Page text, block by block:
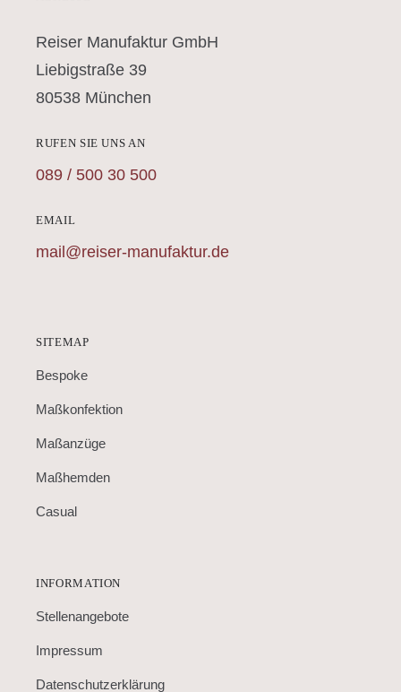
Reiser Manufaktur GmbH
Liebigstraße 39
80538 München
RUFEN SIE UNS AN
089 / 500 30 500
EMAIL
mail@reiser-manufaktur.de
SITEMAP
Bespoke
Maßkonfektion
Maßanzüge
Maßhemden
Casual
INFORMATION
Stellenangebote
Impressum
Datenschutzerklärung